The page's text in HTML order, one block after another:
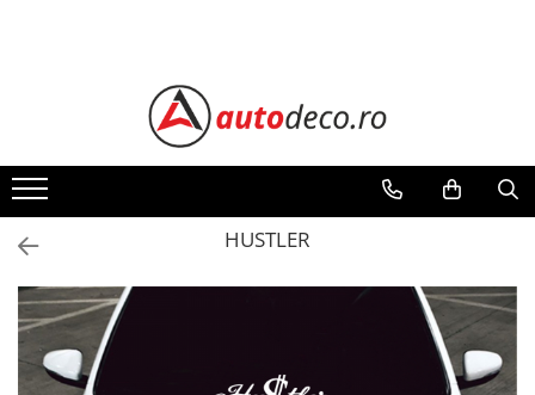
ALFA ROMEO
BMW
CHEVROLET
CITROEN
DACIA
FIAT
HUSTLER